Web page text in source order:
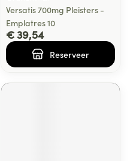
Versatis 700mg Pleisters -
Emplatres 10
€ 39,54
Reserveer